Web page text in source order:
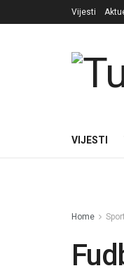
Vijesti
VIJESTI
Home Sport